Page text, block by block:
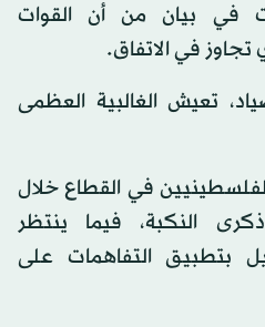
في بيان من أن القوات
تجاوز في الاتفاق.
في غزة 3700 صياد، تعيش الغالبية العظمى
في القطاع خلال
النكبة، فيما ينتظر
بتطبيق التفاهمات على